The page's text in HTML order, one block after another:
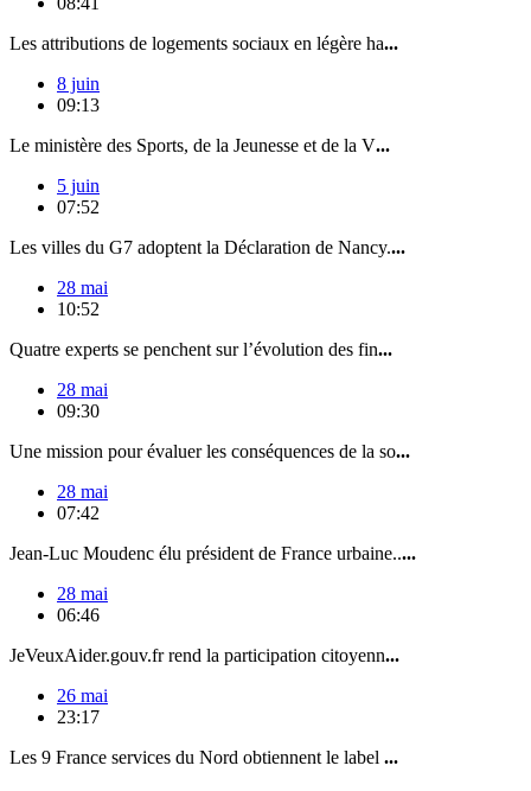
Les attributions de logements sociaux en légère ha...
8 juin
09:13
Le ministère des Sports, de la Jeunesse et de la V...
5 juin
07:52
Les villes du G7 adoptent la Déclaration de Nancy....
28 mai
10:52
Quatre experts se penchent sur l’évolution des fin...
28 mai
09:30
Une mission pour évaluer les conséquences de la so...
28 mai
07:42
Jean-Luc Moudenc élu président de France urbaine.....
28 mai
06:46
JeVeuxAider.gouv.fr rend la participation citoyenn...
26 mai
23:17
Les 9 France services du Nord obtiennent le label ...